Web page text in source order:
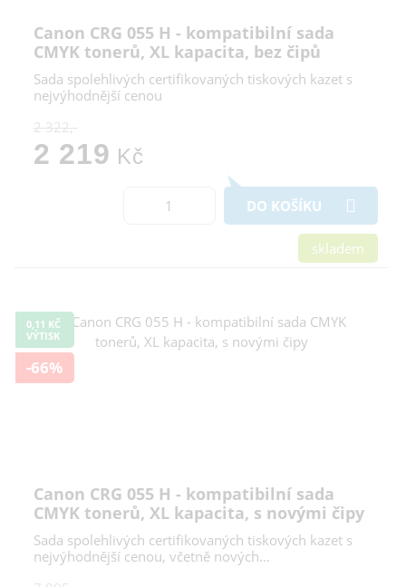
Canon CRG 055 H - kompatibilní sada
CMYK tonerů, XL kapacita, bez čipů
Sada spolehlivých certifikovaných tiskových kazet s
nejvýhodnější cenou
2 322,-
2 219 Kč
DO KOŠÍKU
skladem
0,11 KČ
VÝTISK
-66%
Canon CRG 055 H - kompatibilní sada
CMYK tonerů, XL kapacita, s novými čipy
Sada spolehlivých certifikovaných tiskových kazet s
nejvýhodnější cenou, včetně nových…